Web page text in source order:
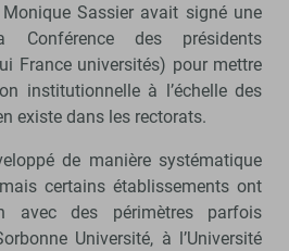
Monique Sassier avait signé une
Conférence des présidents
France universités) pour mettre
institutionnelle à l’échelle des
existe dans les rectorats.
de manière systématique
certains établissements ont
avec des périmètres parfois
Université, à l’Université